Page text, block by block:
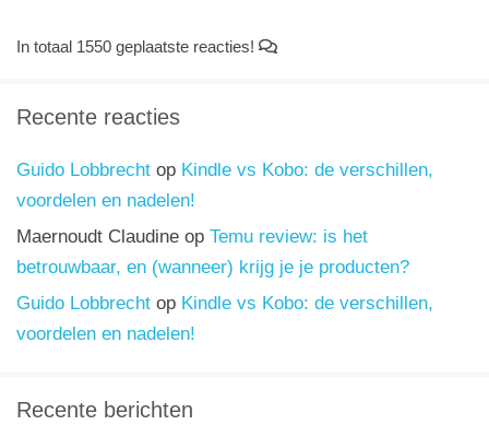
In totaal 1550 geplaatste reacties!
Recente reacties
Guido Lobbrecht op Kindle vs Kobo: de verschillen,
voordelen en nadelen!
Maernoudt Claudine op Temu review: is het
betrouwbaar, en (wanneer) krijg je je producten?
Guido Lobbrecht op Kindle vs Kobo: de verschillen,
voordelen en nadelen!
Recente berichten